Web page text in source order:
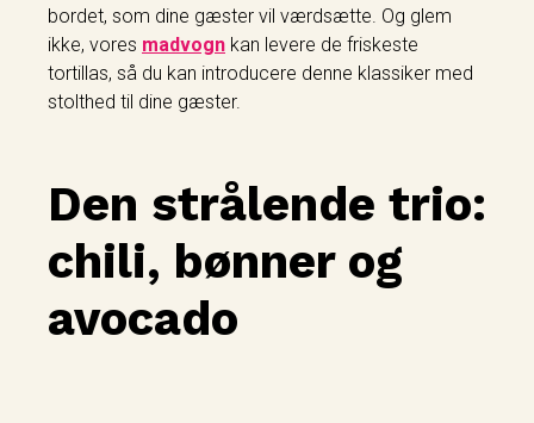
bordet, som dine gæster vil værdsætte. Og glem
ikke, vores madvogn kan levere de friskeste
tortillas, så du kan introducere denne klassiker med
stolthed til dine gæster.
Den strålende trio:
chili, bønner og
avocado